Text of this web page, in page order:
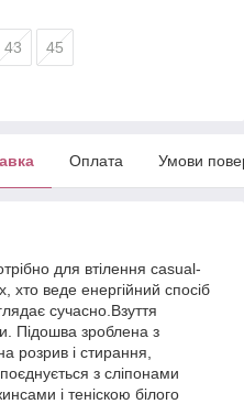
43 45
Оплата Умови
для втілення casual-
хто веде енергійний спосіб
сучасно.Взуття
Підошва зроблена з
розрив і стирання,
з сліпонами
і теніскою білого